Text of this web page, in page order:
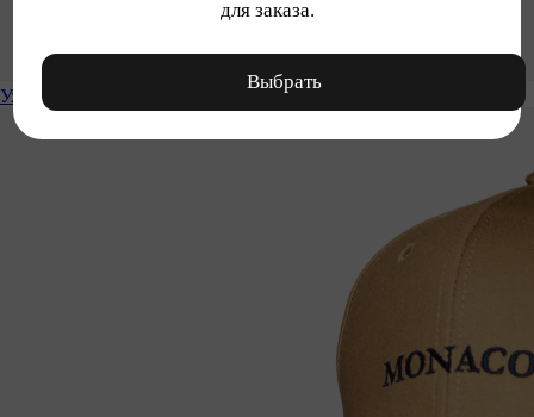
Уход
для заказа.
Выбрать